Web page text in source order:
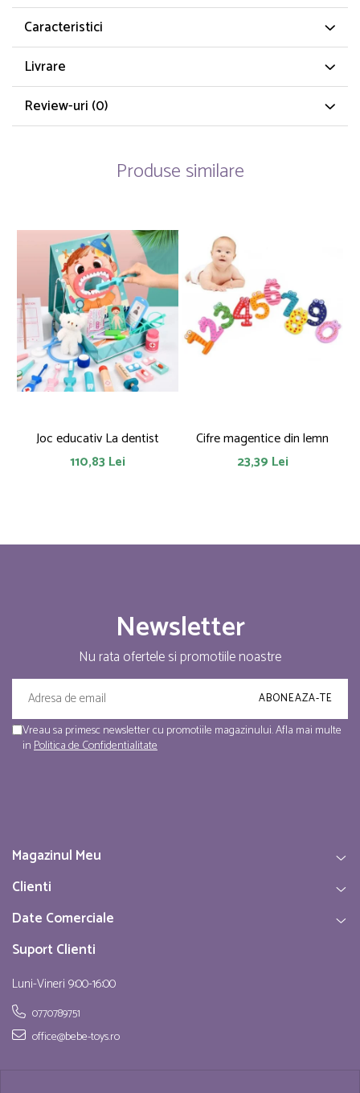
Caracteristici
Livrare
Review-uri (0)
Produse similare
Joc educativ La dentist
110,83 Lei
Cifre magentice din lemn
23,39 Lei
Newsletter
Nu rata ofertele si promotiile noastre
Vreau sa primesc newsletter cu promotiile magazinului. Afla mai multe
inPolitica de Confidentialitate
Magazinul Meu
Clienti
Date Comerciale
Suport Clienti
Luni-Vineri 9:00-16:00
0770789751
office@bebe-toys.ro